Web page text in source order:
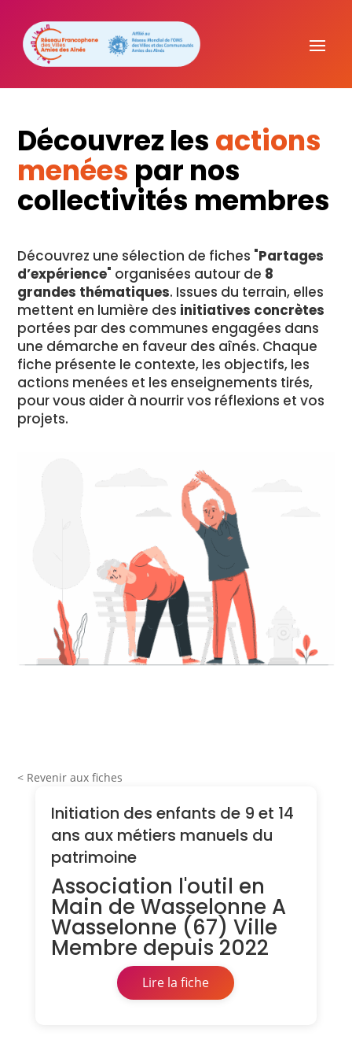
Découvrez les actions
menées par nos
collectivités membres
Découvrez une sélection de fiches "Partages
d’expérience" organisées autour de 8
grandes thématiques. Issues du terrain, elles
mettent en lumière des initiatives concrètes
portées par des communes engagées dans
une démarche en faveur des aînés. Chaque
fiche présente le contexte, les objectifs, les
actions menées et les enseignements tirés,
pour vous aider à nourrir vos réflexions et vos
projets.
< Revenir aux fiches
Initiation des enfants de 9 et 14
ans aux métiers manuels du
patrimoine
Association l'outil en
Main de Wasselonne A
Wasselonne (67) Ville
Membre depuis 2022
Lire la fiche